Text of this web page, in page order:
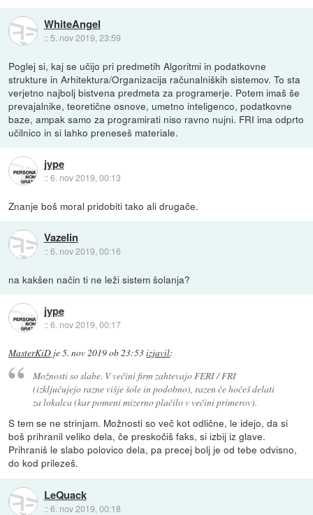
WhiteAngel
:: 5. nov 2019, 23:59
Poglej si, kaj se učijo pri predmetih Algoritmi in podatkovne
strukture in Arhitektura/Organizacija računalniških sistemov. To sta
verjetno najbolj bistvena predmeta za programerje. Potem imaš še
prevajalnike, teoretične osnove, umetno inteligenco, podatkovne
baze, ampak samo za programirati niso ravno nujni. FRI ima odprto
učilnico in si lahko preneseš materiale.
jype
::6. nov 2019, 00:13
Znanje boš moral pridobiti tako ali drugače.
Vazelin
::6. nov 2019, 00:16
na kakšen način ti ne leži sistem šolanja?
jype
::6. nov 2019, 00:17
MasterKiD je5. nov 2019 ob 23:53izjavil:
Možnosti so slabe. V večini firm zahtevajo FERI / FRI
(izključujejo razne višje šole in podobno), razen če hočeš delati
za lokalca (kar pomeni mizerno plačilo v večini primerov).
S tem se ne strinjam. Možnosti so več kot odlične, le idejo, da si
boš prihranil veliko dela, če preskočiš faks, si izbij iz glave.
Prihraniš le slabo polovico dela, pa precej bolj je od tebe odvisno,
do kod prilezeš.
LeQuack
::6. nov 2019, 00:18